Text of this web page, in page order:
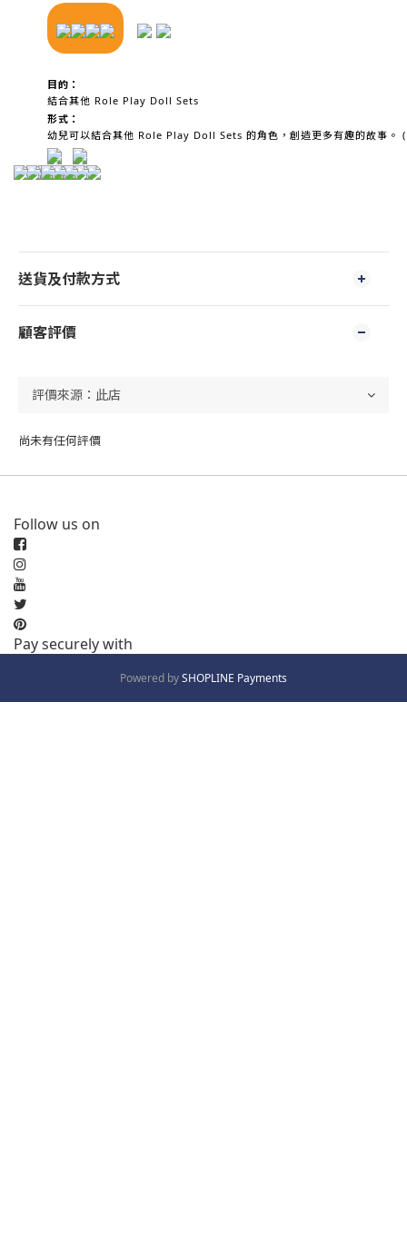
目的：
結合其他 Role Play Doll Sets
形式：
幼兒可以結合其他 Role Play Doll Sets 的角色，創造更多有趣的故事。
送貨及付款方式
顧客評價
尚未有任何評價
Follow us on
Pay securely with
Powered bySHOPLINE Payments